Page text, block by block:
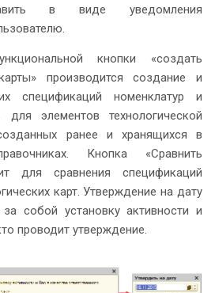
в виде уведомления
кнопки «создать
производится создание и
спецификаций номенклатур и
для элементов технологической
ранее и хранящихся в
Кнопка «Сравнить
для сравнения спецификаций
карт. Утверждение на дату
собой установку активности и
проводит утверждение.